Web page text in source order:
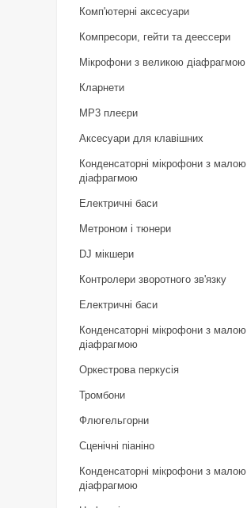
Комп'ютерні аксесуари
Компресори, гейти та деессери
Мікрофони з великою діафрагмою
Кларнети
MP3 плеєри
Аксесуари для клавішних
Конденсаторні мікрофони з малою
діафрагмою
Електричні баси
Метроном і тюнери
DJ мікшери
Контролери зворотного зв'язку
Електричні баси
Конденсаторні мікрофони з малою
діафрагмою
Оркестрова перкусія
Тромбони
Флюгельгорни
Сценічні піаніно
Конденсаторні мікрофони з малою
діафрагмою